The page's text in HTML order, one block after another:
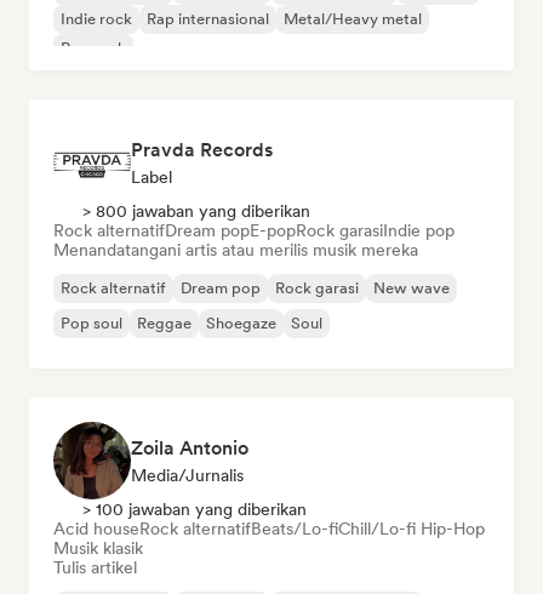
Indie rock
Rap internasional
Metal/Heavy metal
Pop rock
Pravda Records
Label
> 800 jawaban yang diberikan
Rock alternatifDream popE-popRock garasiIndie pop
Menandatangani artis atau merilis musik mereka
Rock alternatif Dream pop Rock garasi
New wave
Pop soul
Reggae Shoegaze Soul
Zoila Antonio
Media/Jurnalis
> 100 jawaban yang diberikan
Acid houseRock alternatifBeats/Lo-fiChill/Lo-fi Hip-Hop
Musik klasik
Tulis artikel